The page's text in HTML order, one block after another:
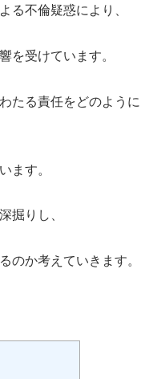
る不倫疑惑により、
を受けています。
たる責任をどのように
ます。
掘りし、
のか考えていきます。